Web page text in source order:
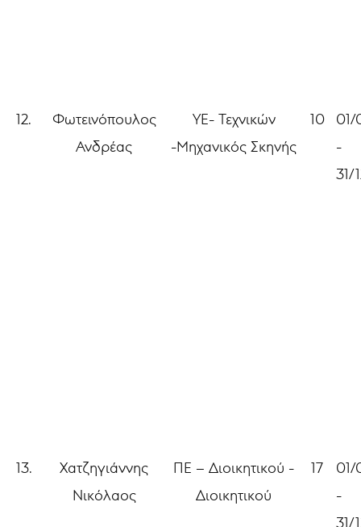
12.
Φωτεινόπουλος
Ανδρέας
ΥΕ- Τεχνικών
-Μηχανικός Σκηνής
10
01/
-
31/
13.
Χατζηγιάννης
Νικόλαος
ΠΕ – Διοικητικού -
Διοικητικού
17
01/
-
31/